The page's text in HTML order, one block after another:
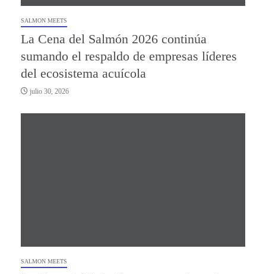
SALMON MEETS
La Cena del Salmón 2026 continúa
sumando el respaldo de empresas líderes
del ecosistema acuícola
julio 30, 2026
SALMON MEETS